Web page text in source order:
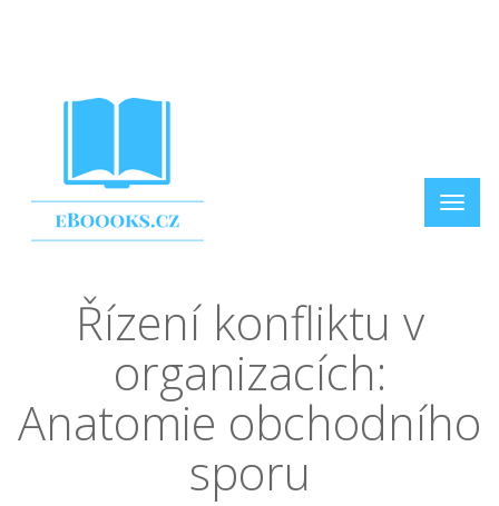
Řízení konfliktu v
organizacích:
Anatomie obchodního
sporu